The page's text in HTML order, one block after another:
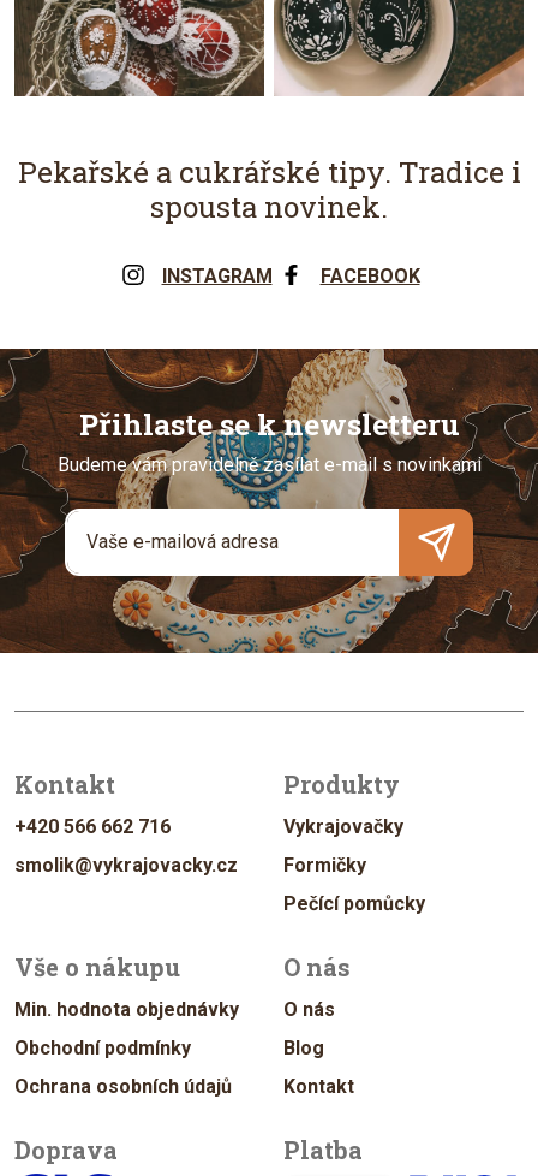
Pekařské a cukrářské tipy. Tradice i
spousta novinek.
INSTAGRAM FACEBOOK
Přihlaste se k newsletteru
Budeme vám pravidelně zasílat e-mail s novinkami
Kontakt
+420 566 662 716
smolik@vykrajovacky.cz
Produkty
Vykrajovačky
Formičky
Pečící pomůcky
Vše o nákupu
Min. hodnota objednávky
Obchodní podmínky
Ochrana osobních údajů
O nás
O nás
Blog
Kontakt
Doprava Platba